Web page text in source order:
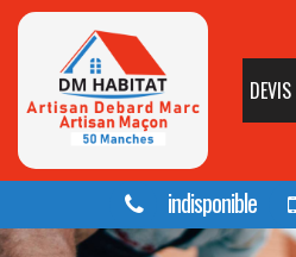
indisponible